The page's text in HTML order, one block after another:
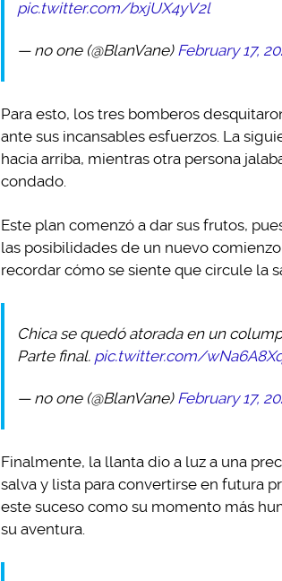
pic.twitter.com/bxjUX4yV2l
— no one (@BlanVane) February 17,
Para esto, los tres bomberos
ante sus incansables esfuerzos. La
hacia arriba, mientras otra persona
condado.
Este plan comenzó a dar sus frutos,
las posibilidades de un nuevo
recordar cómo se siente que circule la
Chica se quedó atorada en un
Parte final. pic.twitter.com/
— no one (@BlanVane) February 17,
Finalmente, la llanta dio a luz a una
salva y lista para convertirse en futura
este suceso como su momento más
su aventura.